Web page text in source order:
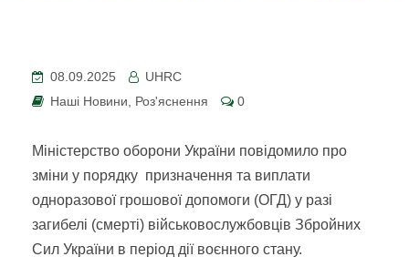
08.09.2025
UHRC
Наші Новини, Роз'яснення 0
Міністерство оборони України повідомило про
зміни у порядку призначення та виплати
одноразової грошової допомоги (ОГД) у разі
загибелі (смерті) військовослужбовців Збройних
Сил України в період дії воєнного стану.